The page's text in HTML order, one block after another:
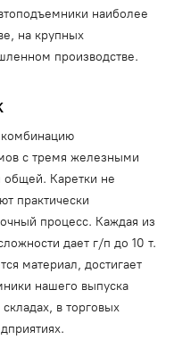
наиболее
на крупных
производстве.
комбинацию
с тремя железными
общей. Каретки не
практически
процесс. Каждая из
дает г/п до 10 т.
материал, достигает
нашего выпуска
в торговых